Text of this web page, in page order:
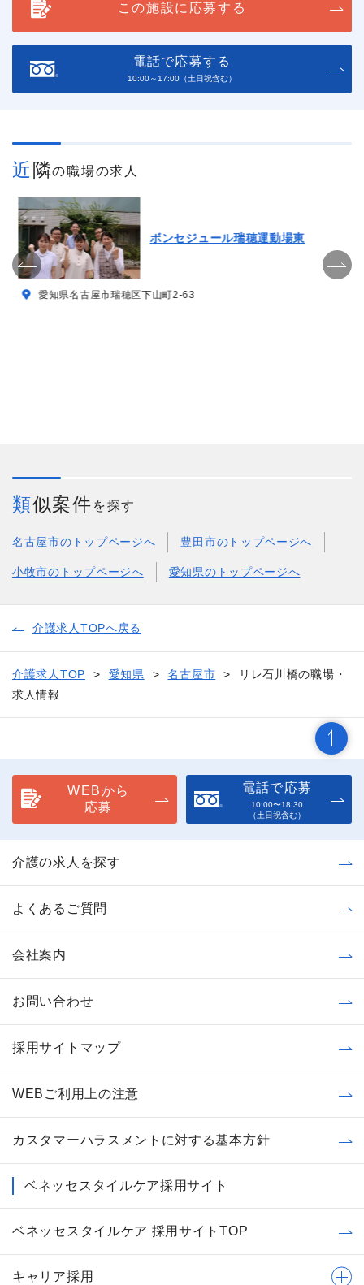
この施設に応募する
電話で応募する
10:00～17:00（土日祝含む）
近隣の職場の求人
ボンセジュール瑞穂運動場東
愛知県名古屋市瑞穂区下山町2-63
類似案件 を探す
名古屋市のトップページへ 豊田市のトップページへ
小牧市のトップページへ 愛知県のトップページへ
介護求人TOPへ戻る
介護求人TOP 愛知県 名古屋市
リレ石川橋の職場・
求人情報
WEBから
応募
電話で応募
10:00〜18:30
（土日祝含む）
介護の求人を探す
よくあるご質問
会社案内
お問い合わせ
採用サイトマップ
WEBご利用上の注意
カスタマーハラスメントに対する基本方針
ベネッセスタイルケア採用サイト
ベネッセスタイルケア 採用サイトTOP
キャリア採用